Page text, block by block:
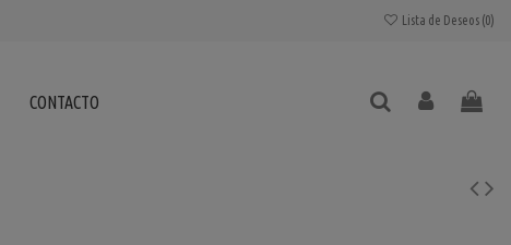
Lista de Deseos (0)
CONTACTO